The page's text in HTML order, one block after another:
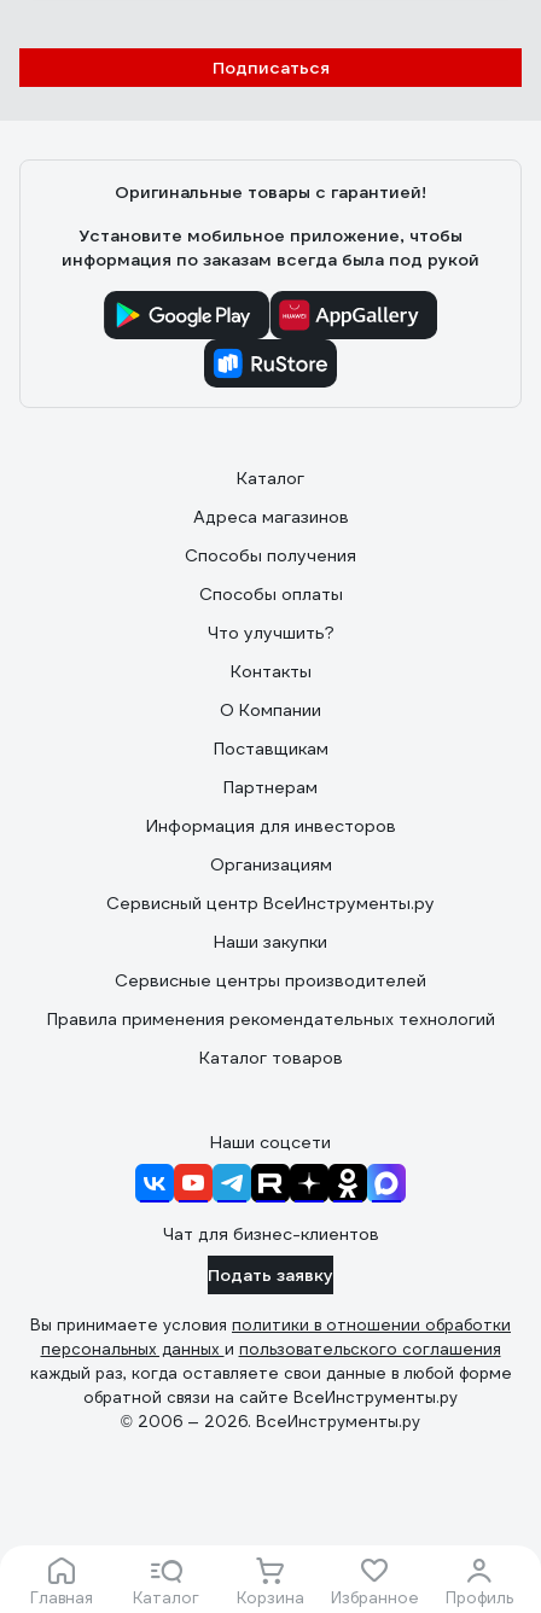
Главная Каталог Корзина Избранное Профиль
Подписаться
Оригинальные товары с гарантией!
Установите мобильное приложение, чтобы
информация по заказам всегда была под рукой
Каталог
Адреса магазинов
Способы получения
Способы оплаты
Что улучшить?
Контакты
О Компании
Поставщикам
Партнерам
Информация для инвесторов
Организациям
Сервисный центр ВсеИнструменты.ру
Наши закупки
Сервисные центры производителей
Правила применения рекомендательных технологий
Каталог товаров
Наши соцсети
Чат для бизнес-клиентов
Подать заявку
Вы принимаете условия политики в отношении обработки
персональных данных и пользовательского соглашения
каждый раз, когда оставляете свои данные в любой форме
обратной связи на сайте ВсеИнструменты.ру
© 2006 — 2026. ВсеИнструменты.ру